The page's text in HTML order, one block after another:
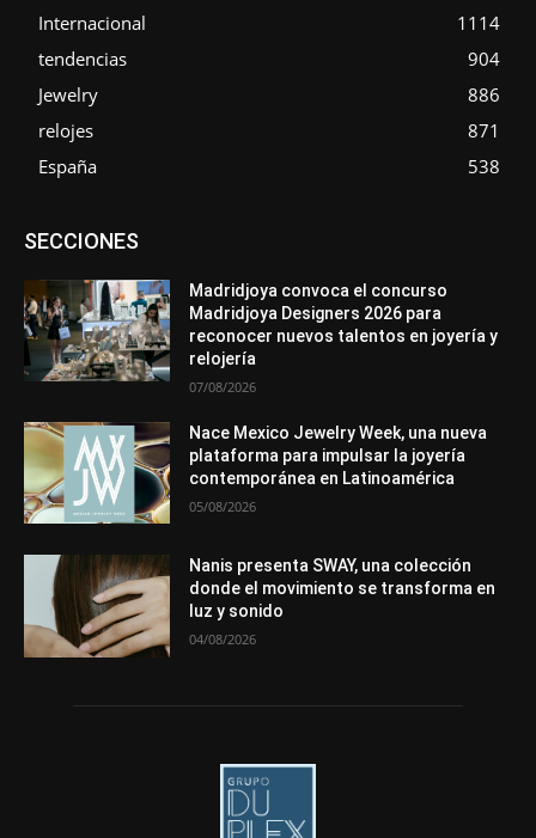
Internacional
1114
tendencias
904
Jewelry
886
relojes
871
España
538
SECCIONESAsociaciones
Entrevistas
Mundo Técnico
Novedades Opiniones
Perspectiva
Premios
Secciones Sin categoría
Más
Madridjoya convoca el concurso
Madridjoya Designers 2026 para
reconocer nuevos talentos en joyería y
relojería
07/08/2026
Nace Mexico Jewelry Week, una nueva
plataforma para impulsar la joyería
contemporánea en Latinoamérica
05/08/2026
Nanis presenta SWAY, una colección
donde el movimiento se transforma en
luz y sonido
04/08/2026